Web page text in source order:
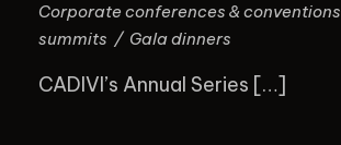
Corporate conferences & conventions
summits / Gala dinners
CADIVI’s Annual Series […]